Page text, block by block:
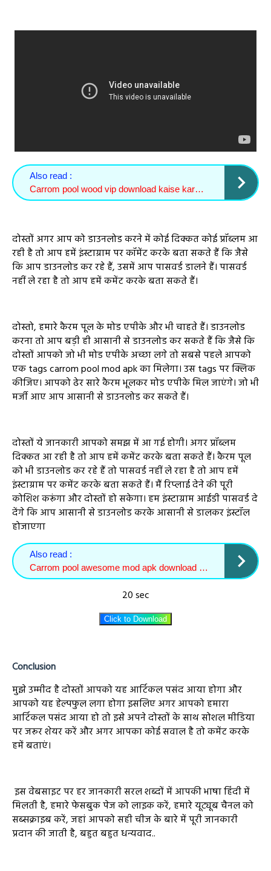
Also read :
Carrom pool wood vip download kaise kare 2021
दोस्तों अगर आप को डाउनलोड करने में कोई दिक्कत कोई प्रॉब्लम आ
रही है तो आप हमें इंस्टाग्राम पर कॉमेंट करके बता सकते हैं कि जैसे
कि आप डाउनलोड कर रहे हैं, उसमें आप पासवर्ड डालने हैं। पासवर्ड
नहीं ले रहा है तो आप हमें कमेंट करके बता सकते हैं।
दोस्तो, हमारे कैरम पूल के मोड एपीके और भी चाहते हैं। डाउनलोड
करना तो आप बड़ी ही आसानी से डाउनलोड कर सकते हैं कि जैसे कि
दोस्तों आपको जो भी मोड एपीके अच्छा लगे तो सबसे पहले आपको
एक tags carrom pool mod apk का मिलेगा। उस tags पर क्लिक
कीजिए। आपको ढेर सारे कैरम भूलकर मोड एपीके मिल जाएंगे। जो भी
मर्जी आए आप आसानी से डाउनलोड कर सकते हैं।
दोस्तों ये जानकारी आपको समझ में आ गई होगी। अगर प्रॉब्लम
दिक्कत आ रही है तो आप हमें कमेंट करके बता सकते हैं। कैरम पूल
को भी डाउनलोड कर रहे हैं तो पासवर्ड नहीं ले रहा है तो आप हमें
इंस्टाग्राम पर कमेंट करके बता सकते हैं। मैं रिप्लाई देने की पूरी
कोशिश करूंगा और दोस्तों हो सकेगा। हम इंस्टाग्राम आईडी पासवर्ड दे
देंगे कि आप आसानी से डाउनलोड करके आसानी से डालकर इंस्टॉल
होजाएगा
Also read :
Carrom pool awesome mod apk download kaise kare
20 sec
Click to Download
Conclusion
मुझे उम्मीद है दोस्तों आपको यह आर्टिकल पसंद आया होगा और
आपको यह हेल्पफुल लगा होगा इसलिए अगर आपको हमारा
आर्टिकल पसंद आया हो तो इसे अपने दोस्तों के साथ सोशल मीडिया
पर जरूर शेयर करें और अगर आपका कोई सवाल है तो कमेंट करके
हमें बताएं।
इस वेबसाइट पर हर जानकारी सरल शब्दों में आपकी भाषा हिंदी में
मिलती है, हमारे फेसबुक पेज को लाइक करें, हमारे यूट्यूब चैनल को
सब्सक्राइब करें, जहां आपको सही चीज के बारे में पूरी जानकारी
प्रदान की जाती है, बहुत बहुत धन्यवाद..